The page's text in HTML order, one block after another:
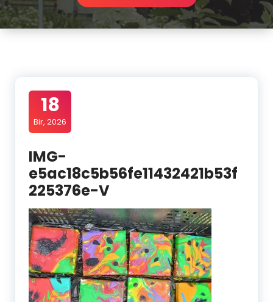
18
Bir, 2026
IMG-
e5ac18c5b56fe11432421b53f
225376e-V